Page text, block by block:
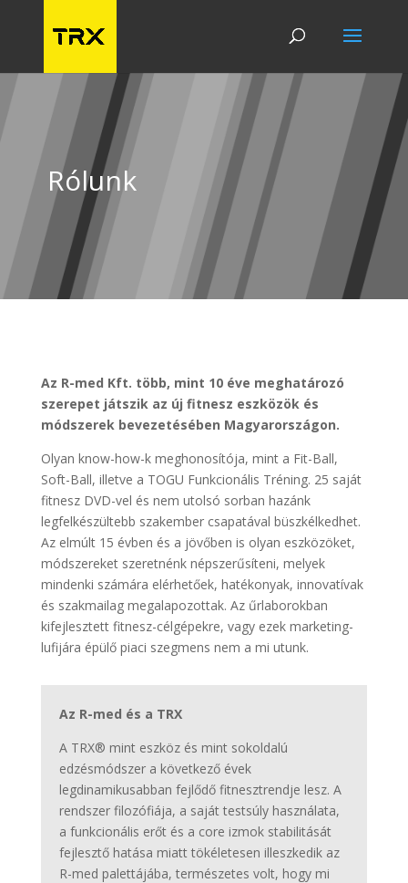
Rólunk
Az R-med Kft. több, mint 10 éve meghatározó
szerepet játszik az új fitnesz eszközök és
módszerek bevezetésében Magyarországon.
Olyan know-how-k meghonosítója, mint a Fit-Ball,
Soft-Ball, illetve a TOGU Funkcionális Tréning. 25 saját
fitnesz DVD-vel és nem utolsó sorban hazánk
legfelkészültebb szakember csapatával büszkélkedhet.
Az elmúlt 15 évben és a jövőben is olyan eszközöket,
módszereket szeretnénk népszerűsíteni, melyek
mindenki számára elérhetőek, hatékonyak, innovatívak
és szakmailag megalapozottak. Az űrlaborokban
kifejlesztett fitnesz-célgépekre, vagy ezek marketing-
lufijára épülő piaci szegmens nem a mi utunk.
Az R-med és a TRX
A TRX® mint eszköz és mint sokoldalú
edzésmódszer a következő évek
legdinamikusabban fejlődő fitnesztrendje lesz. A
rendszer filozófiája, a saját testsúly használata,
a funkcionális erőt és a core izmok stabilitását
fejlesztő hatása miatt tökéletesen illeszkedik az
R-med palettájába, természetes volt, hogy mi